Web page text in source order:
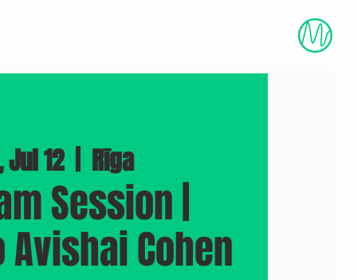
Jul 12
  |
Rīga
Session |
Cohen